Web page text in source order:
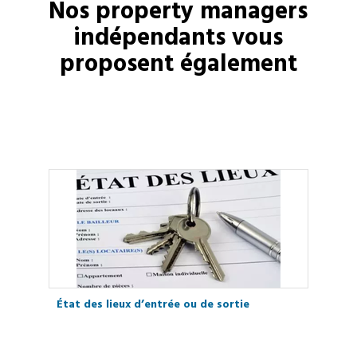
Nos property managers
indépendants vous
proposent également
État des lieux d’entrée ou de sortie